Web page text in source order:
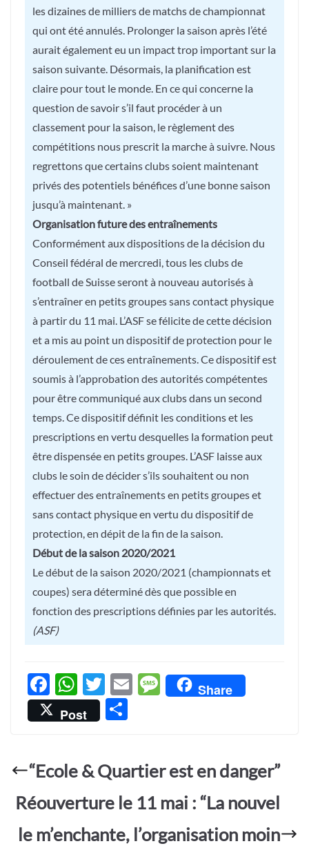
les dizaines de milliers de matchs de championnat
qui ont été annulés. Prolonger la saison après l’été
aurait également eu un impact trop important sur la
saison suivante. Désormais, la planification est
claire pour tout le monde. En ce qui concerne la
question de savoir s’il faut procéder à un
classement pour la saison, le règlement des
compétitions nous prescrit la marche à suivre. Nous
regrettons que certains clubs soient maintenant
privés des potentiels bénéfices d’une bonne saison
jusqu’à maintenant. »
Organisation future des entraînements
Conformément aux dispositions de la décision du
Conseil fédéral de mercredi, tous les clubs de
football de Suisse seront à nouveau autorisés à
s’entraîner en petits groupes sans contact physique
à partir du 11 mai. L’ASF se félicite de cette décision
et a mis au point un dispositif de protection pour le
déroulement de ces entraînements. Ce dispositif est
soumis à l’approbation des autorités compétentes
pour être communiqué aux clubs dans un second
temps. Ce dispositif définit les conditions et les
prescriptions en vertu desquelles la formation peut
être dispensée en petits groupes. L’ASF laisse aux
clubs le soin de décider s’ils souhaitent ou non
effectuer des entraînements en petits groupes et
sans contact physique en vertu du dispositif de
protection, en dépit de la fin de la saison.
Début de la saison 2020/2021
Le début de la saison 2020/2021 (championnats et
coupes) sera déterminé dès que possible en
fonction des prescriptions définies par les autorités.
(ASF)
F
ac
e
o
o
k
W
h
at
A
p
p
T
w
itt
E
M
es
e
Share
Post
g
er
“Ecole & Quartier est en danger”
Réouverture le 11 mai : “La nouvel
le m’enchante, l’organisation moin